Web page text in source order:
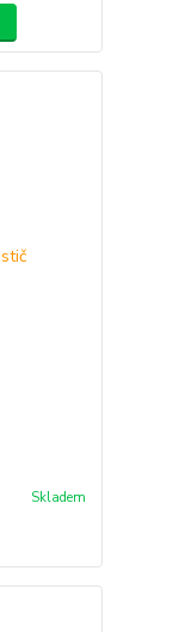
Skladem